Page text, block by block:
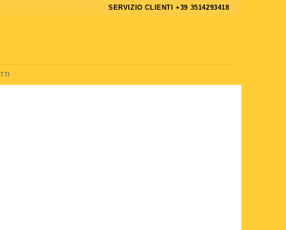
SERVIZIO CLIENTI +39 3514293418